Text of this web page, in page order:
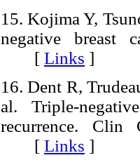
15. Kojima Y,
negative breast
[ Links ]
16. Dent R,
al. Triple-
recurrence.
[ Links ]